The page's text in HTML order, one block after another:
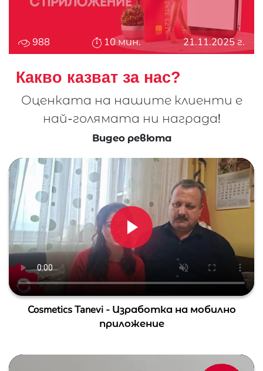
988 10 мин. 21.11.2025 г.
Какво казват за нас?
Оценката на нашите клиенти е
най-голямата ни награда!
Видео ревюта
Cosmetics Tanevi - Изработка на мобилно
приложение